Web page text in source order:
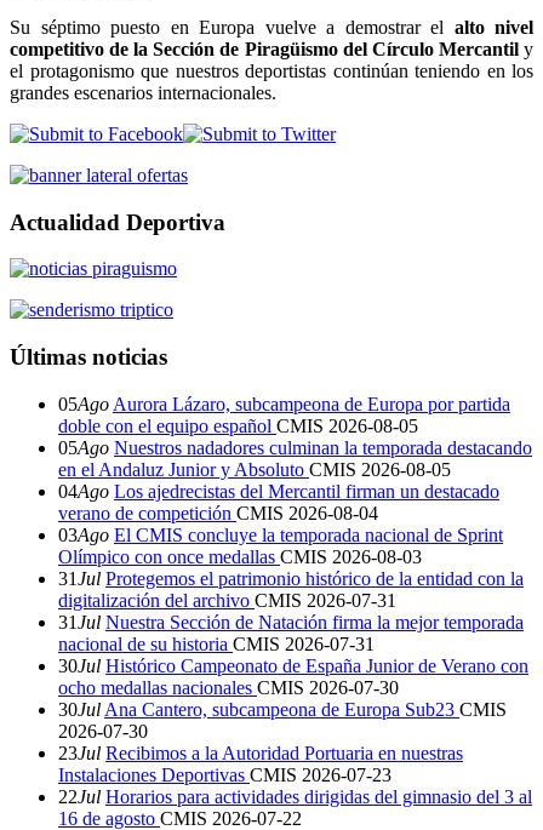
Su séptimo puesto en Europa vuelve a demostrar el alto nivel
competitivo de la Sección de Piragüismo del Círculo Mercantily
el protagonismo que nuestros deportistas continúan teniendo en los
grandes escenarios internacionales.
Actualidad Deportiva
Últimas noticias
05Ago Aurora Lázaro, subcampeona de Europa por partida
doble con el equipo español CMIS 2026-08-05
05Ago Nuestros nadadores culminan la temporada destacando
en el Andaluz Junior y Absoluto CMIS 2026-08-05
04Ago Los ajedrecistas del Mercantil firman un destacado
verano de competición CMIS 2026-08-04
03Ago El CMIS concluye la temporada nacional de Sprint
Olímpico con once medallas CMIS 2026-08-03
31Jul Protegemos el patrimonio histórico de la entidad con la
digitalización del archivo CMIS 2026-07-31
31Jul Nuestra Sección de Natación firma la mejor temporada
nacional de su historia CMIS 2026-07-31
30Jul Histórico Campeonato de España Junior de Verano con
ocho medallas nacionales CMIS 2026-07-30
30Jul Ana Cantero, subcampeona de Europa Sub23 CMIS
2026-07-30
23Jul Recibimos a la Autoridad Portuaria en nuestras
Instalaciones Deportivas CMIS 2026-07-23
22Jul Horarios para actividades dirigidas del gimnasio del 3 al
16 de agosto CMIS 2026-07-22